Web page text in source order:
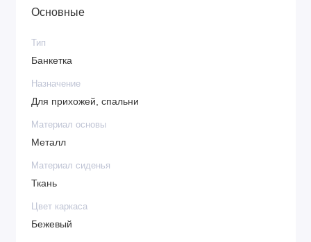
Основные
Тип
Банкетка
Назначение
Для прихожей, спальни
Материал основы
Металл
Материал сиденья
Ткань
Цвет каркаса
Бежевый